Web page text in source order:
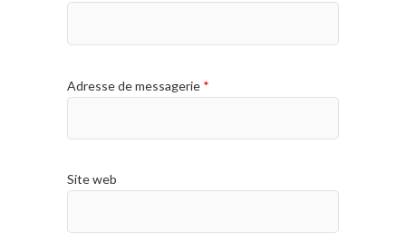
Adresse de messagerie *
Site web